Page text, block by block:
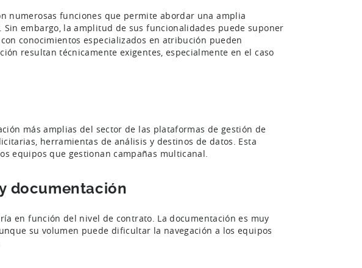
numerosas funciones que permite abordar una amplia
embargo, la amplitud de sus funcionalidades puede suponer
conocimientos especializados en atribución pueden
resultan técnicamente exigentes, especialmente en el caso
más amplias del sector de las plataformas de gestión de
herramientas de análisis y destinos de datos. Esta
equipos que gestionan campañas multicanal.
documentación
en función del nivel de contrato. La documentación es muy
su volumen puede dificultar la navegación a los equipos